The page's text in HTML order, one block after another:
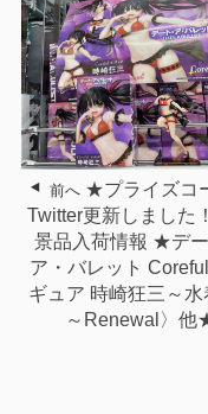
前へ ★プライズコ
Twitter更新しました
景品入荷情報 ★デー
ア・バレット
ギュア 時崎狂三～水
～Renewal〉他